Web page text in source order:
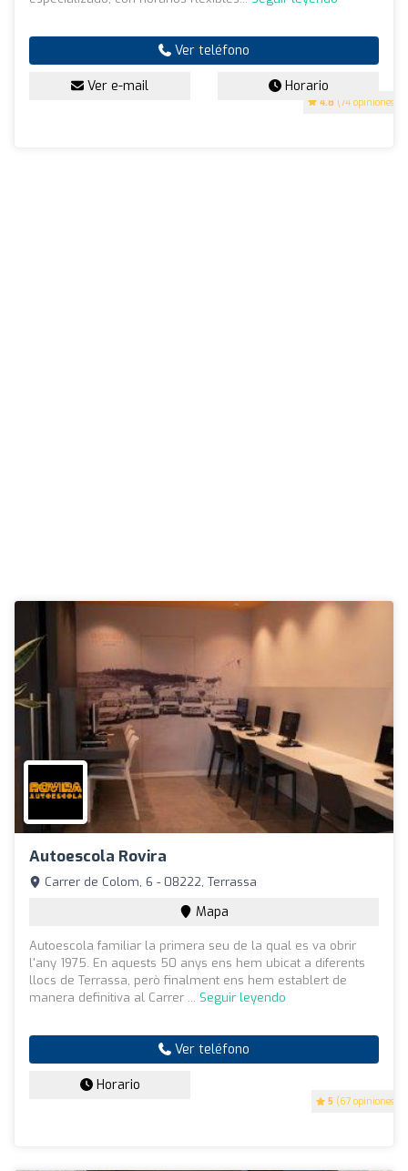
4.8 (74 opiniones)
Ver teléfono
Ver e-mail Horario
Autoescola Rovira
5 (67 opiniones)
Carrer de Colom, 6 - 08222, Terrassa
Mapa
Autoescola familiar la primera seu de la qual es va obrir
l'any 1975. En aquests 50 anys ens hem ubicat a diferents
llocs de Terrassa, però finalment ens hem establert de
manera definitiva al Carrer ... Seguir leyendo
Ver teléfono
Horario